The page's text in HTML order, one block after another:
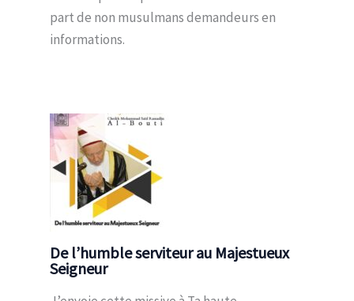
part de non musulmans demandeurs en
informations.
De l’humble serviteur au Majestueux
Seigneur